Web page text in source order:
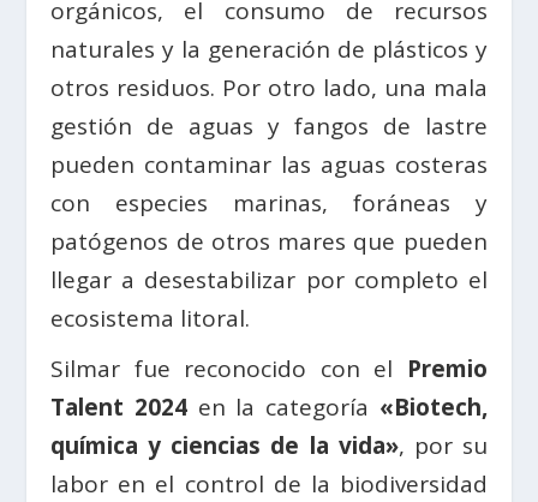
orgánicos, el consumo de recursos
naturales y la generación de plásticos y
otros residuos. Por otro lado, una mala
gestión de aguas y fangos de lastre
pueden contaminar las aguas costeras
con especies marinas, foráneas y
patógenos de otros mares que pueden
llegar a desestabilizar por completo el
ecosistema litoral.
Silmar fue reconocido con el Premio
Talent 2024 en la categoría «Biotech,
química y ciencias de la vida», por su
labor en el control de la biodiversidad